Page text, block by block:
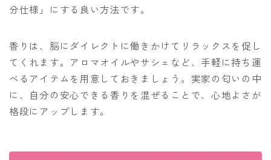
分仕様」にする良い方法です。
香りは、脳にダイレクトに働きかけてリラックスを促し
てくれます。アロマオイルやサシェなど、手軽に持ち運
べるアイテムを用意しておきましょう。実家の匂いの中
に、自分の安心できる香りを混ぜることで、心地よさが
格段にアップします。